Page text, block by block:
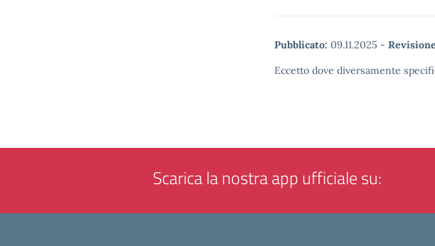
Pubblicato: 09.11.2025 -
Eccetto dove diversamente
Scarica la nostra app ufficiale su: